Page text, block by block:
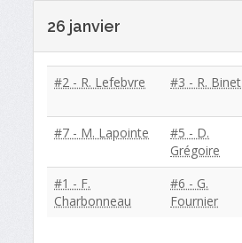
26 janvier
#2 - R. Lefebvre #3 - R. Binet
#7 - M. Lapointe
#5 - D.
Grégoire
#1 - F.
Charbonneau
#6 - G.
Fournier